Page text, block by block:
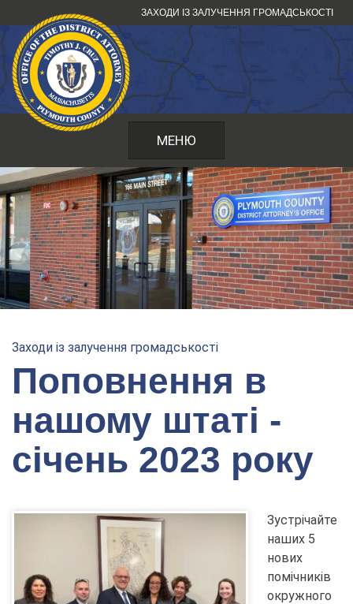
до
змісту
ЗАХОДИ ІЗ ЗАЛУЧЕННЯ ГРОМАДСЬКОСТІ
МЕНЮ
Заходи із залучення громадськості
Поповнення в
нашому штаті -
січень 2023 року
Зустрічайте
наших 5
нових
помічників
окружного